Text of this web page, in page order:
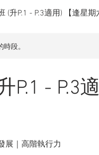
(升P.1 - P.3適用) 【逢星期
段。
P.1 - P.3
展｜高階執行力